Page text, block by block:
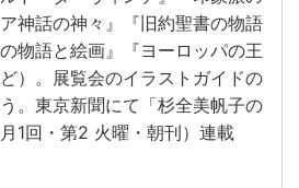
神話の神々』『旧約聖書の物語
物語と絵画』『ヨーロッパの王
）。展覧会のイラストガイドの
。東京新聞にて「杉全美帆子の
1回・第2 火曜・朝刊）連載